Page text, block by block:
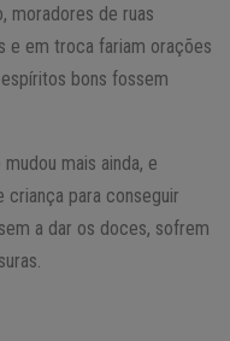
moradores de ruas
e em troca fariam orações
bons fossem
mais ainda, e
criança para conseguir
a dar os doces, sofrem